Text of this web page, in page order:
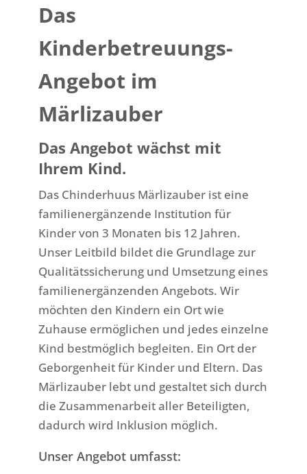
Das
Kinderbetreuungs-
Angebot im
Märlizauber
Das Angebot wächst mit
Ihrem Kind.
Das Chinderhuus Märlizauber ist eine
familienergänzende Institution für
Kinder von 3 Monaten bis 12 Jahren.
Unser Leitbild bildet die Grundlage zur
Qualitätssicherung und Umsetzung eines
familienergänzenden Angebots. Wir
möchten den Kindern ein Ort wie
Zuhause ermöglichen und jedes einzelne
Kind bestmöglich begleiten. Ein Ort der
Geborgenheit für Kinder und Eltern. Das
Märlizauber lebt und gestaltet sich durch
die Zusammenarbeit aller Beteiligten,
dadurch wird Inklusion möglich.
Unser Angebot umfasst: